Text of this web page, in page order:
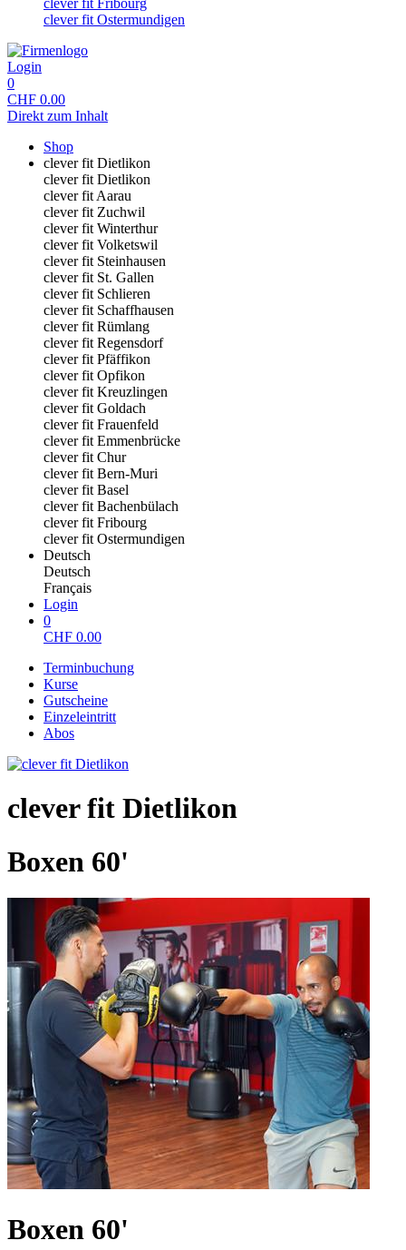
clever fit Fribourg
clever fit Ostermundigen
Login
0
CHF 0.00
Direkt zum Inhalt
Shop
clever fit Dietlikon
clever fit Dietlikon
clever fit Aarau
clever fit Zuchwil
clever fit Winterthur
clever fit Volketswil
clever fit Steinhausen
clever fit St. Gallen
clever fit Schlieren
clever fit Schaffhausen
clever fit Rümlang
clever fit Regensdorf
clever fit Pfäffikon
clever fit Opfikon
clever fit Kreuzlingen
clever fit Goldach
clever fit Frauenfeld
clever fit Emmenbrücke
clever fit Chur
clever fit Bern-Muri
clever fit Basel
clever fit Bachenbülach
clever fit Fribourg
clever fit Ostermundigen
Deutsch
Deutsch
Français
Login
0
CHF 0.00
Terminbuchung
Kurse
Gutscheine
Einzeleintritt
Abos
clever fit Dietlikon
Boxen 60'
Boxen 60'